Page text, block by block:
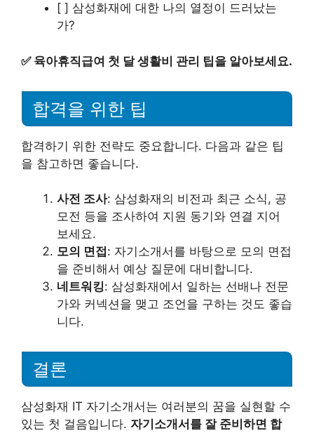
[ ] 삼성화재에 대한 나의 열정이 드러났는
가?
✅ 육아휴직급여 첫 달 생활비 관리 팁을 알아보세요.
합격을 위한 팁
합격하기 위한 전략도 중요합니다. 다음과 같은 팁
을 참고하면 좋습니다.
사전 조사: 삼성화재의 비전과 최근 소식, 공
모전 등을 조사하여 지원 동기와 연결 지어
보세요.
모의 면접 : 자기소개서를 바탕으로 모의 면접
을 준비해서 예상 질문에 대비합니다.
네트워킹: 삼성화재에서 일하는 선배나 전문
가와 커넥션을 맺고 조언을 구하는 것도 좋습
니다.
결론
삼성화재 IT 자기소개서는 여러분의 꿈을 실현할 수
있는 첫 걸음입니다. 자기소개서를 잘 준비하면 합